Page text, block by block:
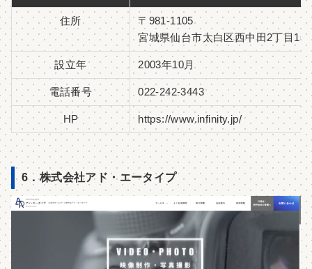
住所
〒981-1105
宮城県仙台市太白区西中田2丁目16-
設立年 2003年10月
電話番号 022-242-3443
HP https://www.infinity.jp/
6．株式会社アド・エータイプ